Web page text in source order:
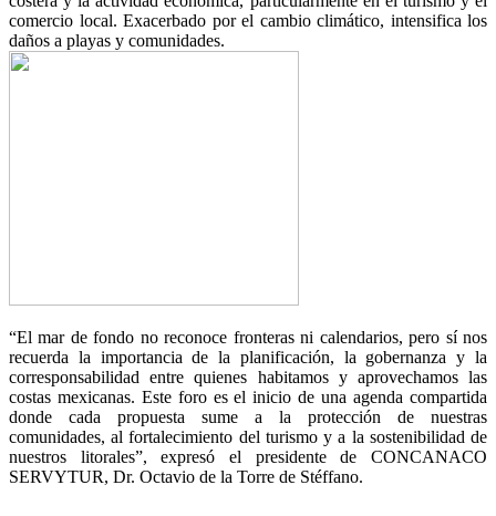
comercio local. Exacerbado por el cambio climático, intensifica los
daños a playas y comunidades.
“El mar de fondo no reconoce fronteras ni calendarios, pero sí nos
recuerda la importancia de la planificación, la gobernanza y la
corresponsabilidad entre quienes habitamos y aprovechamos las
costas mexicanas. Este foro es el inicio de una agenda compartida
donde cada propuesta sume a la protección de nuestras
comunidades, al fortalecimiento del turismo y a la sostenibilidad de
nuestros litorales”, expresó el presidente de CONCANACO
SERVYTUR, Dr. Octavio de la Torre de Stéffano.